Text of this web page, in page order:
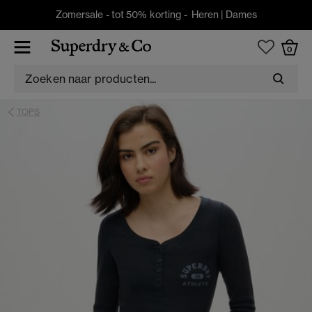
Zomersale - tot 50% korting - Heren | Dames
0
TOPS